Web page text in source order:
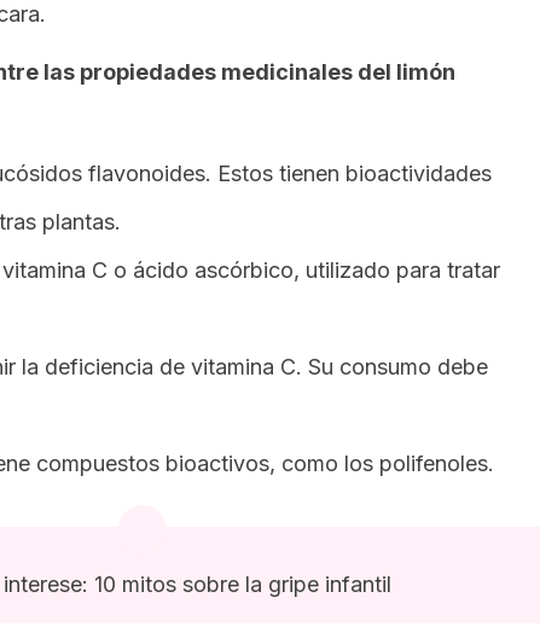
las propiedades medicinales del limón
flavonoides. Estos tienen bioactividades
plantas.
C o ácido ascórbico, utilizado para tratar
la deficiencia de vitamina C. Su consumo debe
compuestos bioactivos, como los polifenoles.
10 mitos sobre la gripe infantil